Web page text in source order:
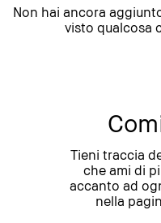
Non hai ancora
visto qualcosa
Tieni traccia
che ami di
accanto ad
nella